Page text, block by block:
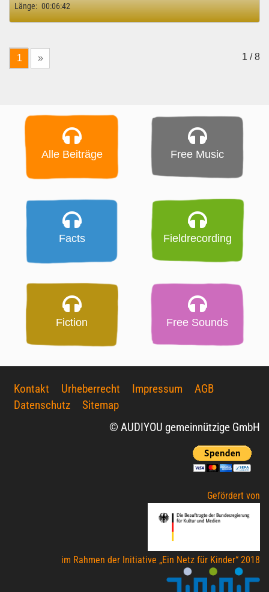
Länge: 00:06:42
1 » 1 / 8
Alle Beiträge Free Music
Facts Fieldrecording
Fiction Free Sounds
Kontakt Urheberrecht Impressum
AGB
Datenschutz
Sitemap
© AUDIYOU gemeinnützige GmbH
Gefördert von
im Rahmen der Initiative „Ein Netz für Kinder“ 2018